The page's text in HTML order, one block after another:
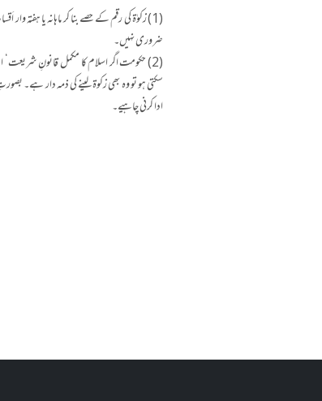
(1) زکوٰۃ کی رقم کے حصے بنا کر ماہانہ یا ہفتہ
ضروری نہیں۔
(2) حکومت اگر اسلام کا مکمل قانونِ
سکتی ہو تو وہ بھی زکوۃ لینے کی ذمہ دار ہے۔
ادا کرنی چاہیے۔